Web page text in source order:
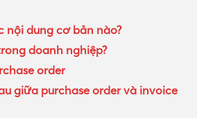
nội dung cơ bản nào?
doanh nghiệp?
order
giữa purchase order và invoice